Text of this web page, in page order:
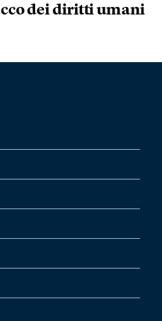
dei diritti umani